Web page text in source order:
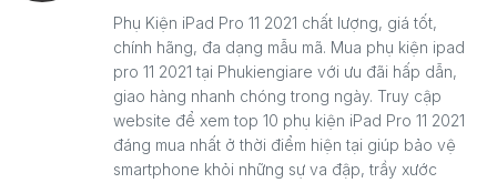
Phụ Kiện iPad Pro 11 2021 chất lượng, giá tốt,
chính hãng, đa dạng mẫu mã. Mua phụ kiện ipad
pro 11 2021 tại Phukiengiare với ưu đãi hấp dẫn,
giao hàng nhanh chóng trong ngày. Truy cập
website để xem top 10 phụ kiện iPad Pro 11 2021
đáng mua nhất ở thời điểm hiện tại giúp bảo vệ
smartphone khỏi những sự va đập, trầy xước